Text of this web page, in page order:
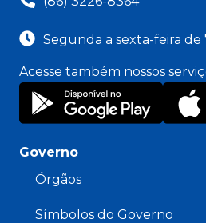
Segunda a sexta-feira de
Acesse também nossos
Governo
Órgãos
Símbolos do Governo